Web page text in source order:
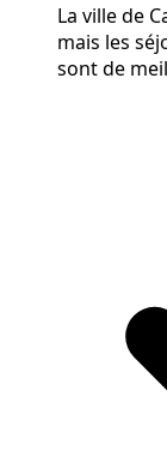
La ville de
mais les
sont de